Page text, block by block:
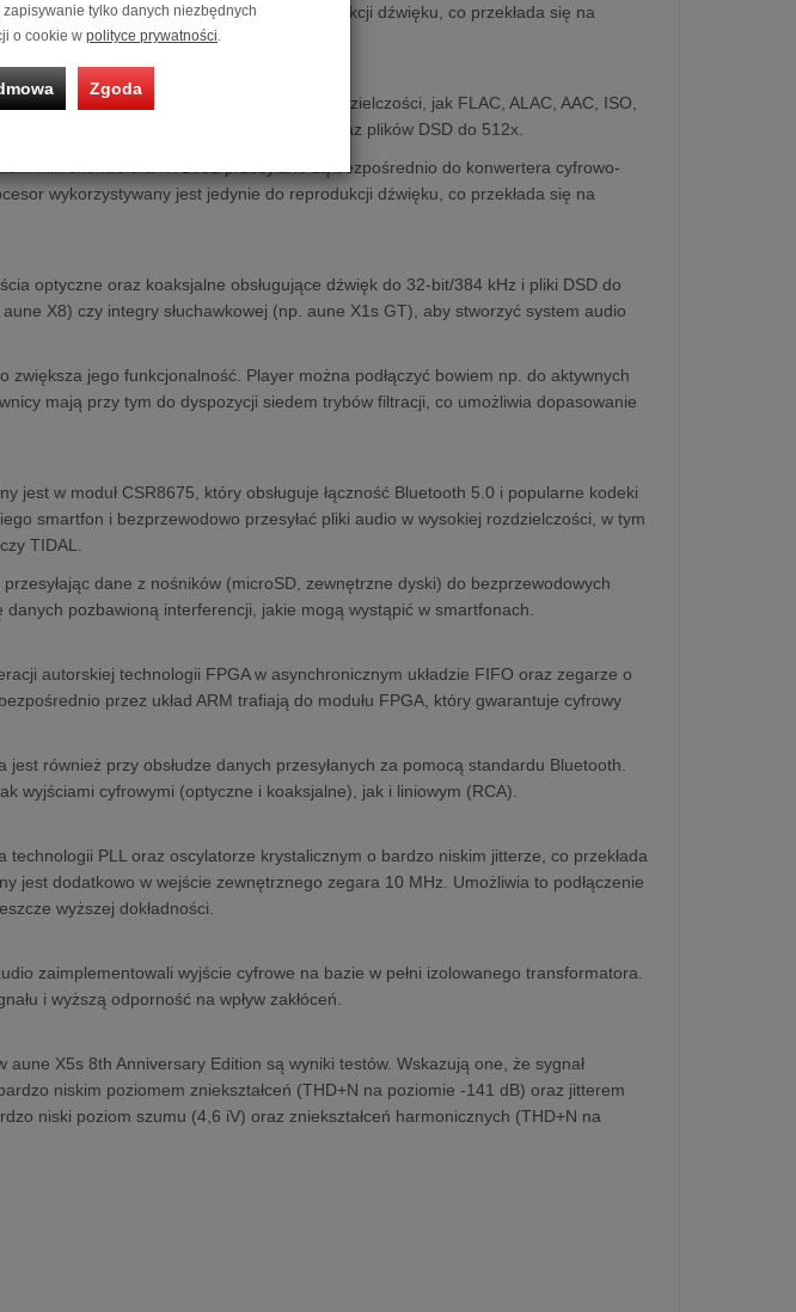
wykorzystywany jest jedynie do reprodukcji dźwięku, co przekłada się na
popularne formaty o wysokiej rozdzielczości, jak FLAC, ALAC, AAC, ISO,
dźwięku nawet do 32-bit/768 kHz oraz plików DSD do 512x.
mikrokontrolera RT1052 przesyłane są bezpośrednio do konwertera cyfrowo-
wykorzystywany jest jedynie do reprodukcji dźwięku, co przekłada się na
optyczne oraz koaksjalne obsługujące dźwięk do 32-bit/384 kHz i pliki DSD do
X8) czy integry słuchawkowej (np. aune X1s GT), aby stworzyć system audio
zwiększa jego funkcjonalność. Player można podłączyć bowiem np. do aktywnych
mają przy tym do dyspozycji siedem trybów filtracji, co umożliwia dopasowanie
jest w moduł CSR8675, który obsługuje łączność Bluetooth 5.0 i popularne kodeki
smartfon i bezprzewodowo przesyłać pliki audio w wysokiej rozdzielczości, w tym
TIDAL.
dane z nośników (microSD, zewnętrzne dyski) do bezprzewodowych
danych pozbawioną interferencji, jakie mogą wystąpić w smartfonach.
autorskiej technologii FPGA w asynchronicznym układzie FIFO oraz zegarze o
przez układ ARM trafiają do modułu FPGA, który gwarantuje cyfrowy
również przy obsłudze danych przesyłanych za pomocą standardu Bluetooth.
wyjściami cyfrowymi (optyczne i koaksjalne), jak i liniowym (RCA).
PLL oraz oscylatorze krystalicznym o bardzo niskim jitterze, co przekłada
jest dodatkowo w wejście zewnętrznego zegara 10 MHz. Umożliwia to podłączenie
wyższej dokładności.
zaimplementowali wyjście cyfrowe na bazie w pełni izolowanego transformatora.
i wyższą odporność na wpływ zakłóceń.
X5s 8th Anniversary Edition są wyniki testów. Wskazują one, że sygnał
niskim poziomem zniekształceń (THD+N na poziomie -141 dB) oraz jitterem
niski poziom szumu (4,6 iV) oraz zniekształceń harmonicznych (THD+N na
tylko danych niezbędnych
o cookie w polityce prywatności.
Zgoda